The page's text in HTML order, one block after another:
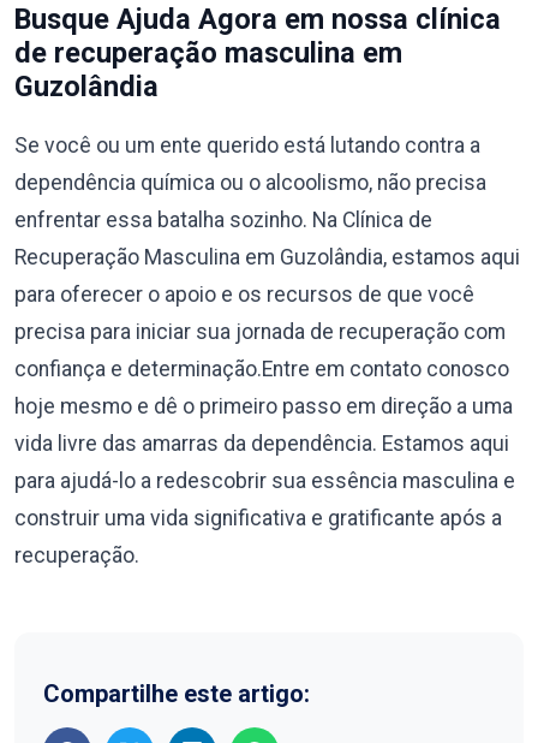
Busque Ajuda Agora em nossa clínica
de recuperação masculina em
Guzolândia
Se você ou um ente querido está lutando contra a
dependência química ou o alcoolismo, não precisa
enfrentar essa batalha sozinho. Na Clínica de
Recuperação Masculina em Guzolândia, estamos aqui
para oferecer o apoio e os recursos de que você
precisa para iniciar sua jornada de recuperação com
confiança e determinação.Entre em contato conosco
hoje mesmo e dê o primeiro passo em direção a uma
vida livre das amarras da dependência. Estamos aqui
para ajudá-lo a redescobrir sua essência masculina e
construir uma vida significativa e gratificante após a
recuperação.
Compartilhe este artigo: